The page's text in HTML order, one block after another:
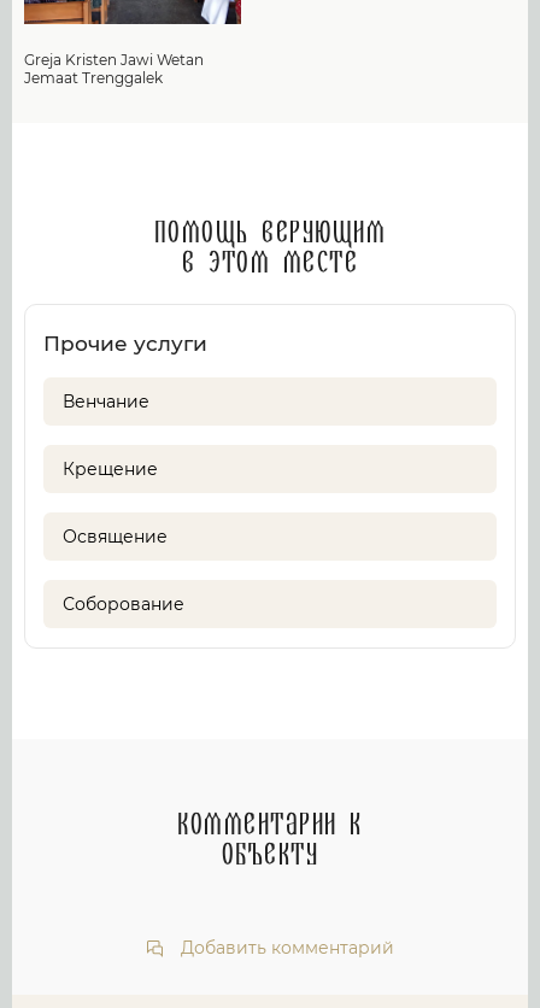
Greja Kristen Jawi Wetan
Jemaat Trenggalek
Помощь верующим
в этом месте
Прочие услуги
Венчание
Крещение
Освящение
Соборование
Комментарии к
объекту
Добавить комментарий